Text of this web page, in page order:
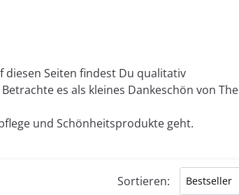
diesen Seiten findest Du qualitativ
Betrachte es als kleines Dankeschön von The
und Schönheitsprodukte geht.
Sortieren: